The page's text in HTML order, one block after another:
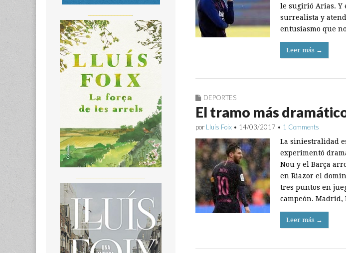
le sugirió Arias. Y
surrealista y
entusiasmo que
Leer más →
DEPORTES
El tramo más
por Lluís Foix • 14/03/2017 • 1 Comments
La siniestralidad
experimentó
Nou y el Barça
en Riazor el
tres puntos en
campeón. Madrid,
Leer más →